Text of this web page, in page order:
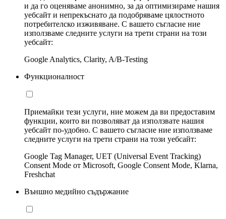
и да го оценяваме анонимно, за да оптимизираме нашия
уебсайт и непрекъснато да подобряваме цялостното
потребителско изживяване. С вашето съгласие ние
използваме следните услуги на трети страни на този
уебсайт:
Google Analytics, Clarity, A/B-Testing
Функционалност
Приемайки тези услуги, ние можем да ви предоставим
функции, които ви позволяват да използвате нашия
уебсайт по-удобно. С вашето съгласие ние използваме
следните услуги на трети страни на този уебсайт:
Google Tag Manager, UET (Universal Event Tracking)
Consent Mode от Microsoft, Google Consent Mode, Klarna,
Freshchat
Външно медийно съдържание